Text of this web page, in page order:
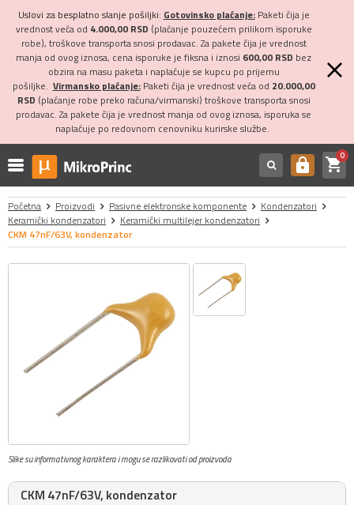
Uslovi za besplatno slanje pošiljki: Gotovinsko plaćanje:Paketi čija je
vrednost veća od 4.000,00 RSD (plaćanje pouzećem prilikom isporuke
robe), troškove transporta snosi prodavac. Za pakete čija je vrednost
manja od ovog iznosa, cena isporuke je fiksna i iznosi 600,00 RSD bez
obzira na masu paketa i naplaćuje se kupcu po prijemu
pošiljke. Virmansko plaćanje:Paketi čija je vrednost veća od 20.000,00
RSD (plaćanje robe preko računa/virmanski) troškove transporta snosi
prodavac. Za pakete čija je vrednost manja od ovog iznosa, isporuka se
naplaćuje po redovnom cenovniku kurirske službe.
https shopping_cart0
Početna Proizvodi Pasivne elektronske komponente
Kondenzatori
Keramički kondenzatori
Keramički multilejer kondenzatori
CKM 47nF/63V, kondenzator
Slike su informativnog karaktera i mogu se razlikovati od proizvoda
CKM 47nF/63V, kondenzator